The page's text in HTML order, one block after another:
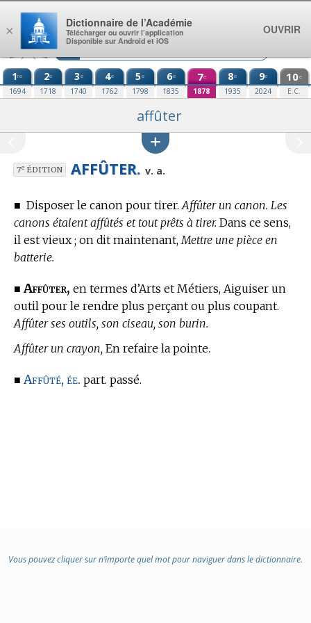
Aller au contenu
1re
1694
2e
1718
3e
1740
4e
1762
5e
1798
6e
1835
7e
1878
8e
1935
9e
2024
10e
E.C.
affûter
7eÉDITION AFFÛTER. v. a.
■ Disposer le canon pour tirer. Affûter un canon. Les
canons étaient affûtés et tout prêts à tirer. Dans ce sens,
il est vieux ; on dit maintenant,Mettre une pièce en
batterie.
■ Affûter, en termes d’Arts et Métiers, Aiguiser un
outil pour le rendre plus perçant ou plus coupant.
Affûter ses outils, son ciseau, son burin.
Affûter un crayon, En refaire la pointe.
■ Affûté, ée. part. passé.
Vous pouvez cliquer sur n’importe quel mot pour naviguer dans le dictionnaire.
×
Dictionnaire de l’Académie
Télécharger ou ouvrir l’application
Disponible sur Android et iOS
OUVRIR